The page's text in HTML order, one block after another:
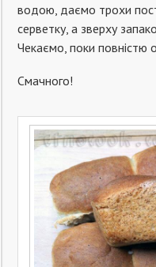
водою, даємо трохи
серветку, а зверху
Чекаємо, поки повністю
Смачного!